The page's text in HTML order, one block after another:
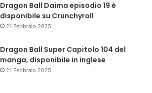
Dragon Ball Daima episodio 19 è
disponibile su Crunchyroll
21 Febbraio 2025
Dragon Ball Super Capitolo 104 del
manga, disponibile in inglese
21 Febbraio 2025